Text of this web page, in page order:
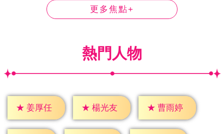
更多焦點+
熱門人物
★ 姜厚任 ★ 楊光友 ★ 曹雨婷